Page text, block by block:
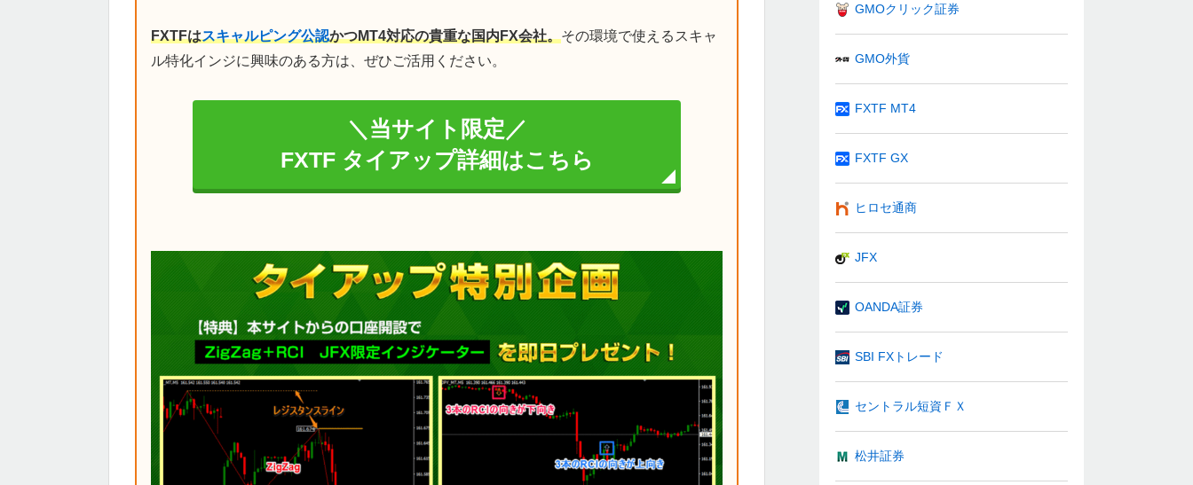
FXTFはスキャルピング公認かつMT4対応の貴重な国内FX会社。その環境で使えるスキャ
ル特化インジに興味のある方は、ぜひご活用ください。
＼当サイト限定／
FXTF タイアップ詳細はこちら
GMOクリック証券
GMO外貨
FXTF MT4
FXTF GX
ヒロセ通商
JFX
OANDA証券
SBI FXトレード
セントラル短資ＦＸ
松井証券